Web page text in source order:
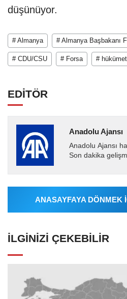
düşünüyor.
# Almanya # Almanya Başbakanı
# CDU/CSU # Forsa # hükümet
EDİTÖR
Anadolu Ajansı
Anadolu Ajansı
Son dakika
Ajansı
ANASAYFAYA DÖNMEK
İLGINIZI ÇEKEBILIR